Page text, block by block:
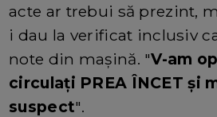
acte ar trebui să prezint,
i dau la verificat inclusiv
note din mașină. "V-am
circulați PREA ÎNCET și
suspect".